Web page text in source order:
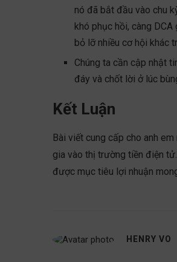
nó đã bắt đầu vào chu
khó phục hồi, càng
bỏ lỡ nhiều cơ hội khác
Chúng ta cần cập nhật
đáy và chốt lời ở lúc
Kết Luận
Bài viết cung cấp cho anh
gia vào thị trường tiền điện
được mục tiêu lợi nhuận
HENRY VO